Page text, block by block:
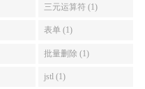
三元运算符 (1)
表单 (1)
批量删除 (1)
jstl (1)